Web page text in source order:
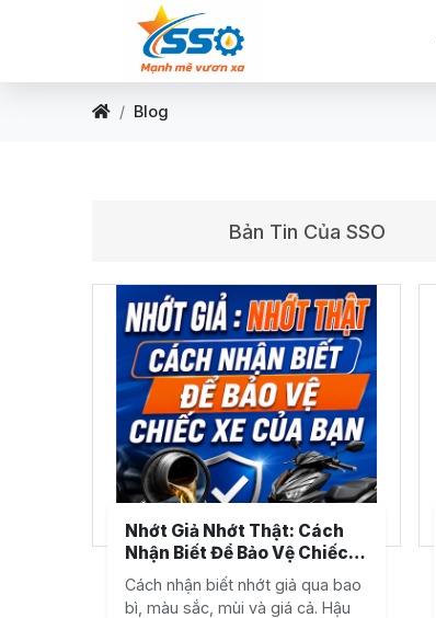
Blog
Bản Tin Của SSO
Nhớt Giả Nhớt Thật: Cách
Nhận Biết Để Bảo Vệ Chiếc
Xe Của Bạn
Cách nhận biết nhớt giả qua bao
bì, màu sắc, mùi và giá cả. Hậu